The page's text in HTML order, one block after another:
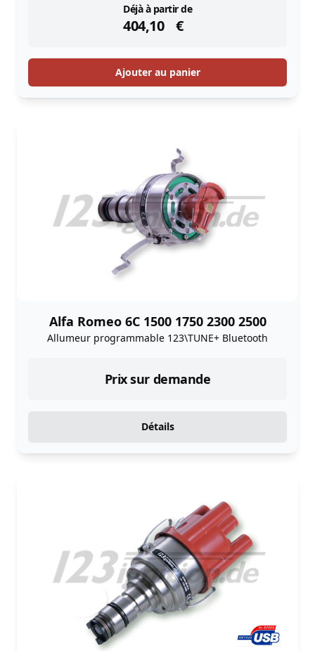
Déjà à partir de
404,10 €
instock
Ajouter au panier
Alfa Romeo 6C 1500 1750 2300 2500
Allumeur programmable 123\TUNE+ Bluetooth
Prix sur demande
Détails